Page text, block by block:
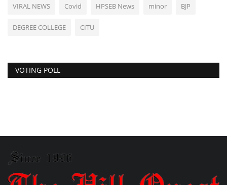
VIRAL NEWS Covid HPSEB News minor BJP
DEGREE COLLEGE CITU
VOTING POLL